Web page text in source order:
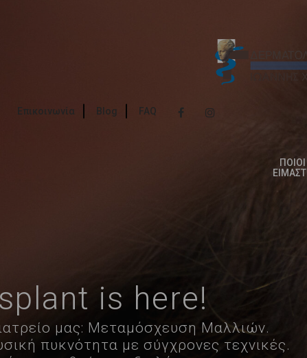
ΠΟΙΟΙ
Επικοινωνία Blog FAQ
is here!
μας: Μεταμόσχευση Μαλλιών.
πυκνότητα με σύγχρονες τεχνικές.